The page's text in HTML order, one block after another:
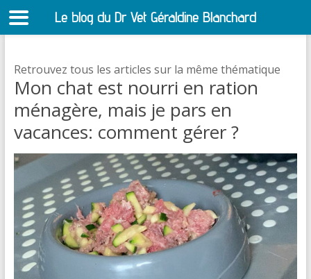
Retrouvez tous les articles sur la même thématique
Mon chat est nourri en ration
ménagère, mais je pars en
vacances: comment gérer ?
Le blog du Dr Vet Géraldine Blanchard